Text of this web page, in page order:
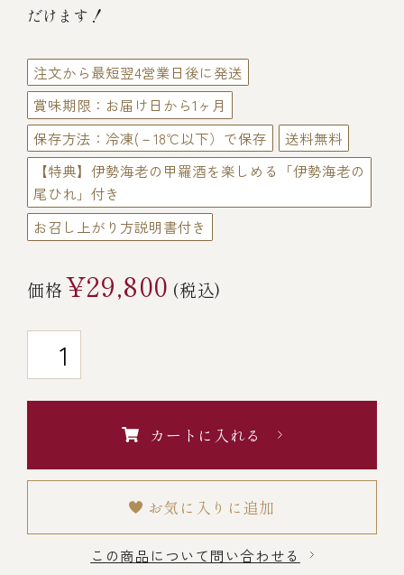
価格で探す
～￥2,999
￥3,000～￥4,999
￥5,000～￥9,999
￥10,000～￥14,999
￥20,000～
だけます！
注文から最短翌4営業日後に発送
賞味期限：お届け日から1ヶ月
保存方法：冷凍(－18℃以下）で保存
送料無料
【特典】伊勢海老の甲羅酒を楽しめる「伊勢海老の
尾ひれ」付き
お召し上がり方説明書付き
価格¥29,800 (税込)
カートに入れる
お気に入りに追加
この商品について問い合わせる